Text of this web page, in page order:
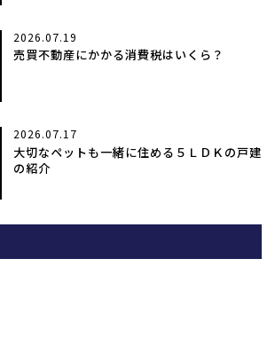
2026.07.19
売買不動産にかかる消費税はいくら？
2026.07.17
大切なペットも一緒に住める５ＬＤＫの戸建
の紹介